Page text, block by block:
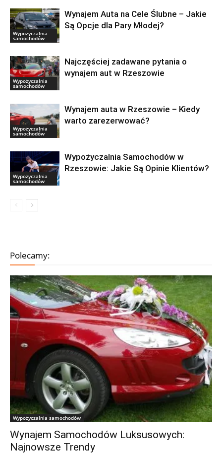
Wypożyczalnia
samochodów
Wynajem Auta na Cele Ślubne – Jakie
Są Opcje dla Pary Młodej?
Wypożyczalnia
samochodów
Najczęściej zadawane pytania o
wynajem aut w Rzeszowie
Wypożyczalnia
samochodów
Wynajem auta w Rzeszowie – Kiedy
warto zarezerwować?
Wypożyczalnia
samochodów
Wypożyczalnia Samochodów w
Rzeszowie: Jakie Są Opinie Klientów?
Polecamy:
Wypożyczalnia samochodów
Wynajem Samochodów Luksusowych:
Najnowsze Trendy